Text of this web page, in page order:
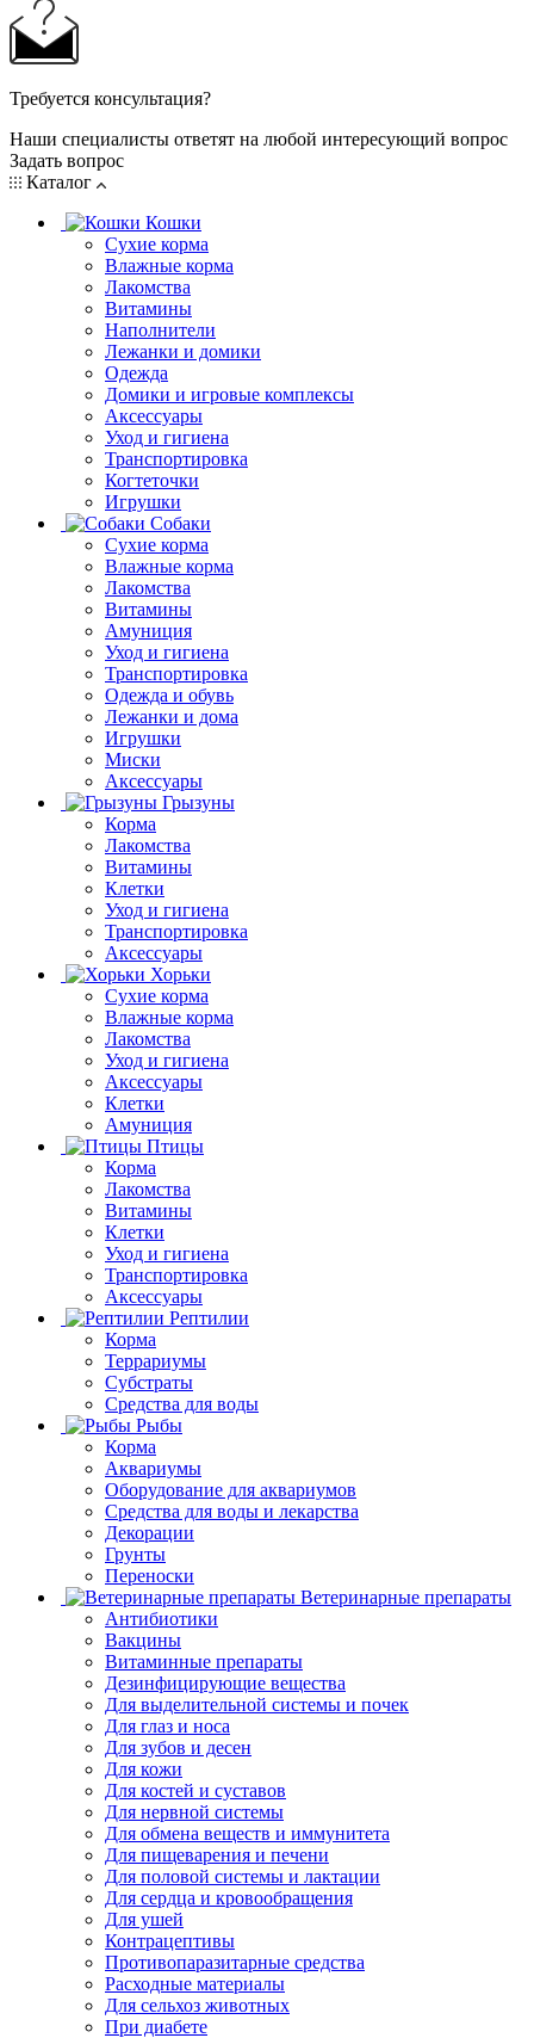
Требуется консультация?
Наши специалисты ответят на любой интересующий вопрос
Задать вопрос
Каталог
Кошки
Сухие корма
Влажные корма
Лакомства
Витамины
Наполнители
Лежанки и домики
Одежда
Домики и игровые комплексы
Аксессуары
Уход и гигиена
Транспортировка
Когтеточки
Игрушки
Собаки
Сухие корма
Влажные корма
Лакомства
Витамины
Амуниция
Уход и гигиена
Транспортировка
Одежда и обувь
Лежанки и дома
Игрушки
Миски
Аксессуары
Грызуны
Корма
Лакомства
Витамины
Клетки
Уход и гигиена
Транспортировка
Аксессуары
Хорьки
Сухие корма
Влажные корма
Лакомства
Уход и гигиена
Аксессуары
Клетки
Амуниция
Птицы
Корма
Лакомства
Витамины
Клетки
Уход и гигиена
Транспортировка
Аксессуары
Рептилии
Корма
Террариумы
Субстраты
Средства для воды
Рыбы
Корма
Аквариумы
Оборудование для аквариумов
Средства для воды и лекарства
Декорации
Грунты
Переноски
Ветеринарные препараты
Антибиотики
Вакцины
Витаминные препараты
Дезинфицирующие вещества
Для выделительной системы и почек
Для глаз и носа
Для зубов и десен
Для кожи
Для костей и суставов
Для нервной системы
Для обмена веществ и иммунитета
Для пищеварения и печени
Для половой системы и лактации
Для сердца и кровообращения
Для ушей
Контрацептивы
Противопаразитарные средства
Расходные материалы
Для сельхоз животных
При диабете